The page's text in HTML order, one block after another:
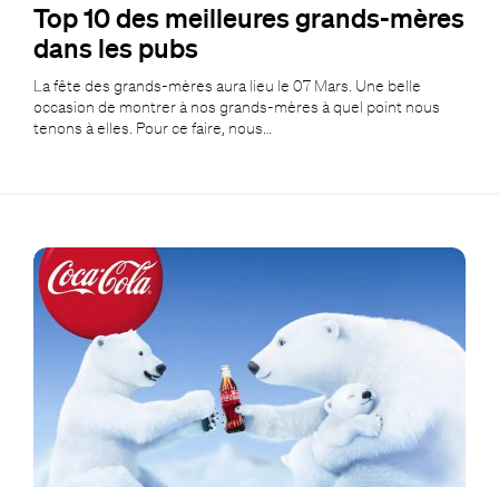
Top 10 des meilleures grands-mères
dans les pubs
La fête des grands-mères aura lieu le 07 Mars. Une belle
occasion de montrer à nos grands-mères à quel point nous
tenons à elles. Pour ce faire, nous…